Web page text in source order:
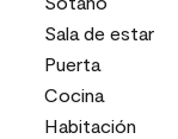
Sala de estar
Puerta
Cocina
Habitación